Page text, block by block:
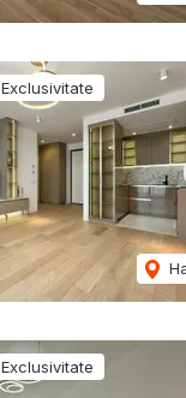
Exclusivitate
Exclusivitate